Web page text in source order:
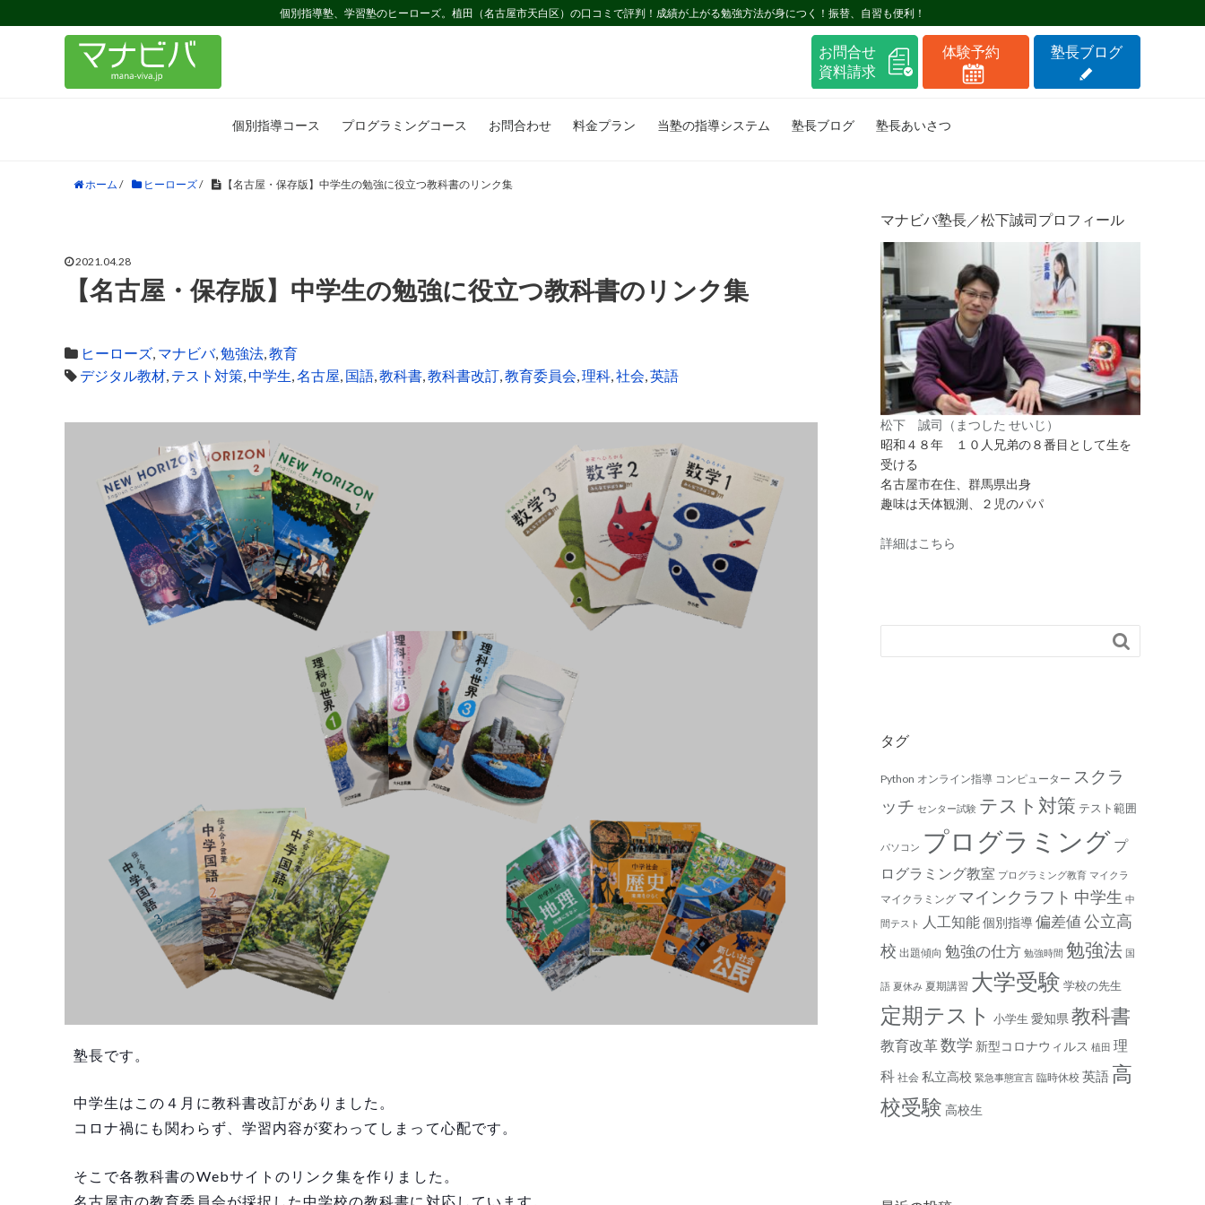
個別指導塾、学習塾のヒーローズ。植田（名古屋市天白区）の口コミで評判！成績が上がる勉強方法が身につく！振替、自習も便利！
個別指導コース プログラミングコース お問合わせ 料金プラン 当塾の指導システム 塾長ブログ 塾長あいさつ
ホーム / ヒーローズ/ 【名古屋・保存版】中学生の勉強に役立つ教科書のリンク集
2021.04.28
【名古屋・保存版】中学生の勉強に役立つ教科書のリンク集
ヒーローズ, マナビバ,勉強法,教育
デジタル教材, テスト対策,中学生,名古屋, 国語,教科書,教科書改訂,教育委員会,理科,社会,英語
塾長です。
中学生はこの４月に教科書改訂がありました。
コロナ禍にも関わらず、学習内容が変わってしまって心配です。
そこで各教科書のWebサイトのリンク集を作りました。
名古屋市の教育委員会が採択した中学校の教科書に対応しています。
マナビバ塾長／松下誠司プロフィール
松下 誠司（まつした せいじ）
昭和４８年 １０人兄弟の８番目として生を
受ける
名古屋市在住、群馬県出身
趣味は天体観測、２児のパパ
詳細はこちら

タグ
Python オンライン指導 コンピューター スクラ
ッチ センター試験 テスト対策 テスト範囲
パソコン プログラミング プ
ログラミング教室 プログラミング教育 マイクラ
マイクラミング マインクラフト 中学生 中
間テスト 人工知能個別指導偏差値 公立高
校 出題傾向 勉強の仕方 勉強時間 勉強法 国
語 夏休み 夏期講習 大学受験 学校の先生
定期テスト 小学生 愛知県 教科書
教育改革数学 新型コロナウィルス 植田 理
科 社会 私立高校 緊急事態宣言 臨時休校 英語 高
校受験 高校生